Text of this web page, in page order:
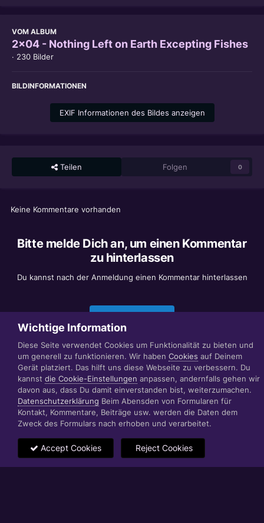
VOM ALBUM
2x04 - Nothing Left on Earth Excepting Fishes
· 230 Bilder
BILDINFORMATIONEN
EXIF Informationen des Bildes anzeigen
Teilen Folgen 0
Keine Kommentare vorhanden
Bitte melde Dich an, um einen Kommentar
zu hinterlassen
Du kannst nach der Anmeldung einen Kommentar hinterlassen
Datenschutzerklärung Impressum
© 1999 - 2022 RÄBIGER IT|WEB|VIDEO|CONSULTING
www.raebiger.pro
Powered by Invision Community
Wichtige Information
Diese Seite verwendet Cookies um Funktionalität zu bieten und
um generell zu funktionieren. Wir haben Cookies auf Deinem
Gerät platziert. Das hilft uns diese Webseite zu verbessern. Du
kannst die Cookie-Einstellungen anpassen, andernfalls gehen wir
davon aus, dass Du damit einverstanden bist, weiterzumachen.
Datenschutzerklärung Beim Abensden von Formularen für
Kontakt, Kommentare, Beiträge usw. werden die Daten dem
Zweck des Formulars nach erhoben und verarbeitet.
Accept Cookies Reject Cookies